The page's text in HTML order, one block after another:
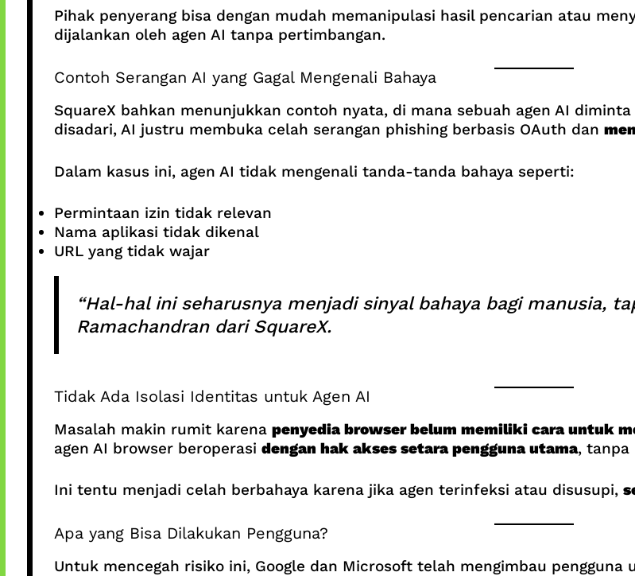
Pihak penyerang bisa dengan mudah memanipulasi hasil pencarian atau
dijalankan oleh agen AI tanpa pertimbangan.
Contoh Serangan AI yang Gagal Mengenali Bahaya
SquareX bahkan menunjukkan contoh nyata, di mana sebuah agen AI
disadari, AI justru membuka celah serangan phishing berbasis OAuth dan
Dalam kasus ini, agen AI tidak mengenali tanda-tanda bahaya seperti:
Permintaan izin tidak relevan
Nama aplikasi tidak dikenal
URL yang tidak wajar
“Hal-hal ini seharusnya menjadi sinyal bahaya bagi manusia,
Ramachandran dari SquareX.
Tidak Ada Isolasi Identitas untuk Agen AI
Masalah makin rumit karena penyedia browser belum memiliki cara untuk
agen AI browser beroperasi dengan hak akses setara pengguna utama, tanpa
Ini tentu menjadi celah berbahaya karena jika agen terinfeksi atau disusupi,
Apa yang Bisa Dilakukan Pengguna?
Untuk mencegah risiko ini, Google dan Microsoft telah mengimbau pengguna